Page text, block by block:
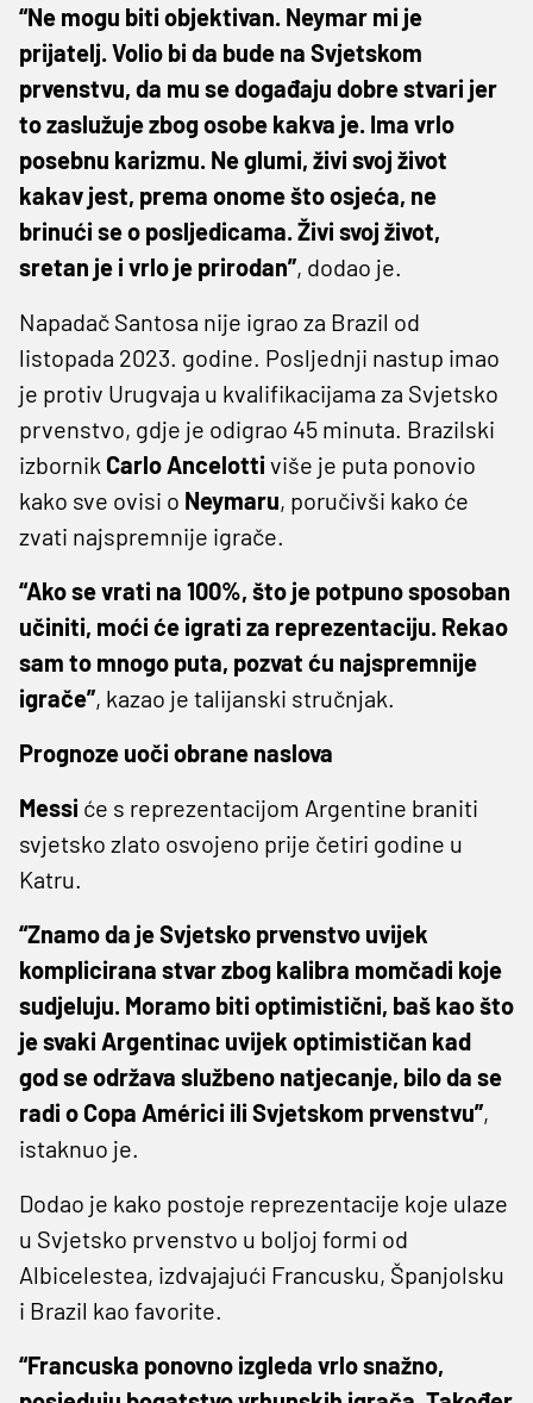
“Ne mogu biti objektivan. Neymar mi je
prijatelj. Volio bi da bude na Svjetskom
prvenstvu, da mu se događaju dobre stvari jer
to zaslužuje zbog osobe kakva je. Ima vrlo
posebnu karizmu. Ne glumi, živi svoj život
kakav jest, prema onome što osjeća, ne
brinući se o posljedicama. Živi svoj život,
sretan je i vrlo je prirodan”, dodao je.
Napadač Santosa nije igrao za Brazil od
listopada 2023. godine. Posljednji nastup imao
je protiv Urugvaja u kvalifikacijama za Svjetsko
prvenstvo, gdje je odigrao 45 minuta. Brazilski
izbornik Carlo Ancelotti više je puta ponovio
kako sve ovisi o Neymaru, poručivši kako će
zvati najspremnije igrače.
“Ako se vrati na 100%, što je potpuno sposoban
učiniti, moći će igrati za reprezentaciju. Rekao
sam to mnogo puta, pozvat ću najspremnije
igrače”, kazao je talijanski stručnjak.
Prognoze uoči obrane naslova
Messi će s reprezentacijom Argentine braniti
svjetsko zlato osvojeno prije četiri godine u
Katru.
“Znamo da je Svjetsko prvenstvo uvijek
komplicirana stvar zbog kalibra momčadi koje
sudjeluju. Moramo biti optimistični, baš kao što
je svaki Argentinac uvijek optimističan kad
god se održava službeno natjecanje, bilo da se
radi o Copa Américi ili Svjetskom prvenstvu”,
istaknuo je.
Dodao je kako postoje reprezentacije koje ulaze
u Svjetsko prvenstvo u boljoj formi od
Albicelestea, izdvajajući Francusku, Španjolsku
i Brazil kao favorite.
“Francuska ponovno izgleda vrlo snažno,